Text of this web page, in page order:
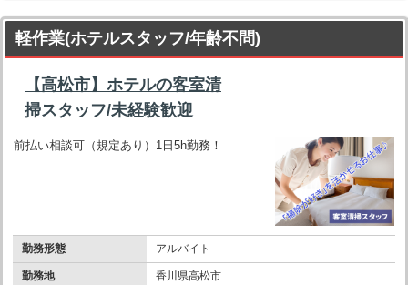
軽作業(ホテルスタッフ/年齢不問)
【高松市】ホテルの客室清
掃スタッフ/未経験歓迎
前払い相談可（規定あり）1日5h勤務！
勤務形態 アルバイト
勤務地 香川県高松市